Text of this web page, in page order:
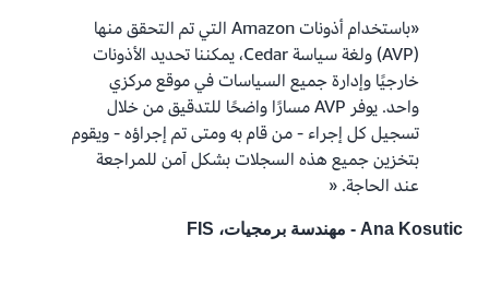
«باستخدام أذونات Amazon التي تم التحقق منها
(AVP) ولغة سياسة Cedar، يمكننا تحديد الأذونات
خارجيًا وإدارة جميع السياسات في موقع مركزي
واحد. يوفر AVP مسارًا واضحًا للتدقيق من خلال
تسجيل كل إجراء - من قام به ومتى تم إجراؤه - ويقوم
بتخزين جميع هذه السجلات بشكل آمن للمراجعة
عند الحاجة. «
Ana Kosutic - مهندسة برمجيات، FIS